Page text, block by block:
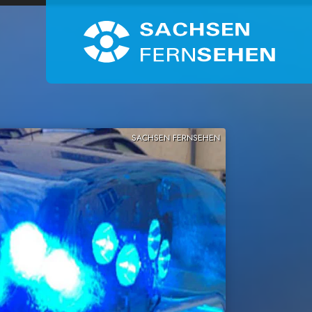
SACHSEN FERNSEHEN